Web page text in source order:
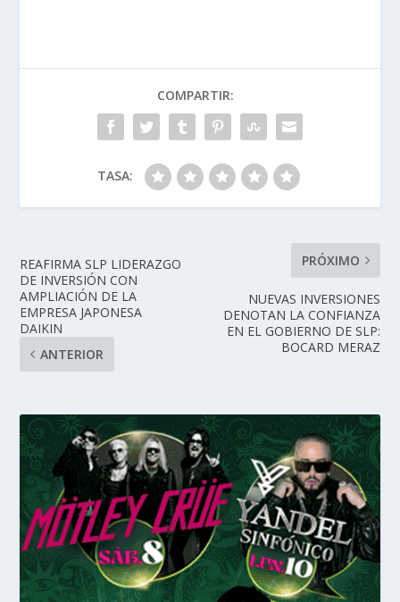
COMPARTIR:
TASA:
REAFIRMA SLP LIDERAZGO
DE INVERSIÓN CON
AMPLIACIÓN DE LA
EMPRESA JAPONESA
DAIKIN
ANTERIOR
PRÓXIMO
NUEVAS INVERSIONES
DENOTAN LA CONFIANZA
EN EL GOBIERNO DE SLP:
BOCARD MERAZ